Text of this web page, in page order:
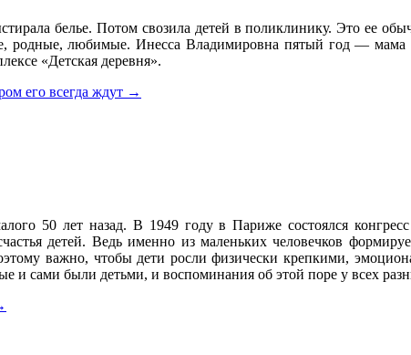
белье. Потом свозила детей в поликлинику. Это ее
родные, любимые. Инесса Владимировна пятый год —
«Детская деревня».
его всегда ждут →
50 лет назад. В 1949 году в Париже состоялся
детей. Ведь именно из маленьких человечков
важно, чтобы дети росли физически крепкими,
и сами были детьми, и воспоминания об этой поре у всех